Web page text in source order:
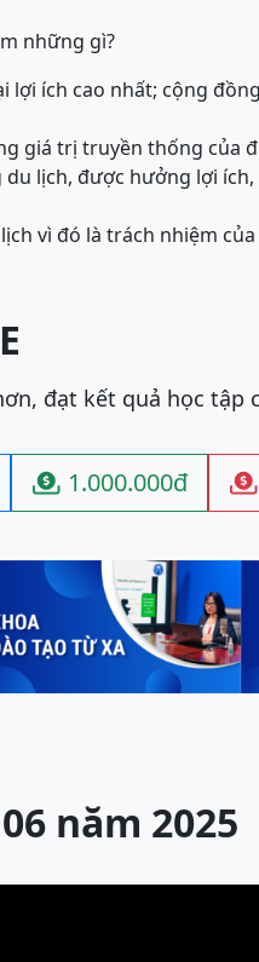
những gì?
lợi ích cao nhất; cộng
giá trị truyền thống của
lịch, được hưởng lợi ích,
vì đó là trách nhiệm
đạt kết quả học tập
 1.000.000đ 
năm 2025